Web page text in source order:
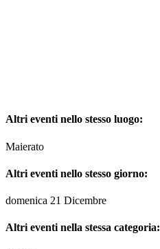
Altri eventi nello stesso luogo:
Maierato
Altri eventi nello stesso giorno:
domenica 21 Dicembre
Altri eventi nella stessa categoria: